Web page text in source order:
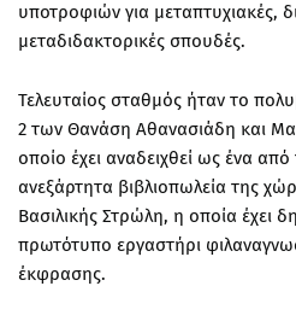
υποτροφιών για μεταπτυχιακές,
μεταδιδακτορικές σπουδές.
Τελευταίος σταθμός ήταν το
2 των Θανάση Αθανασιάδη και
οποίο έχει αναδειχθεί ως ένα
ανεξάρτητα βιβλιοπωλεία της
Βασιλικής Στρώλη, η οποία έχει
πρωτότυπο εργαστήρι
έκφρασης.